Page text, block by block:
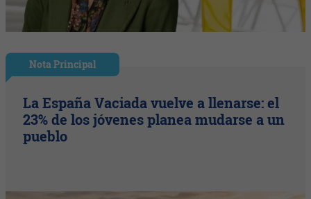
Nota Principal
La España Vaciada vuelve a llenarse: el
23% de los jóvenes planea mudarse a un
pueblo